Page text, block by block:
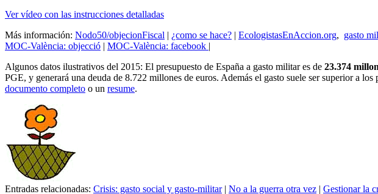
Ver vídeo con las instrucciones detalladas
Más información: Nodo50/objecionFiscal | ¿como se hace? | EcologistasEnAccion.org, gasto
MOC-València: objecció | MOC-València: facebook |
Algunos datos ilustrativos del 2015: El presupuesto de España a gasto militar es de 23.374
PGE, y generará una deuda de 8.722 millones de euros. Además el gasto suele ser superior a
documento completo o un resume.
Entradas relacionadas: Crisis: gasto social y gasto-militar| No a la guerra otra vez | Gestionar la